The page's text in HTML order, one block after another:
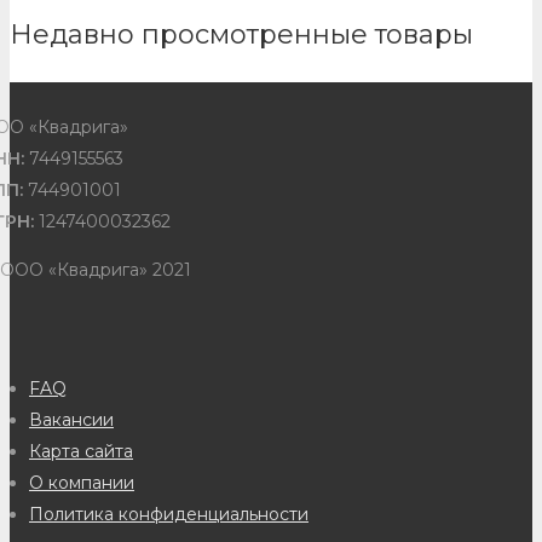
Недавно просмотренные товары
«Квадрига»
7449155563
744901001
1247400032362
«Квадрига» 2021
FAQ
Вакансии
Карта сайта
О компании
Политика конфиденциальности